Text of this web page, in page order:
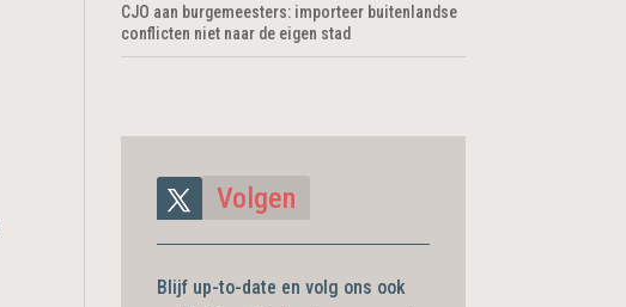
CJO aan burgemeesters: importeer buitenlandse
conflicten niet naar de eigen stad
Volgen
Blijf up-to-date en volg ons ook